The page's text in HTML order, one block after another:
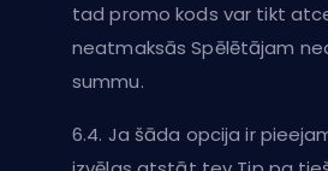
tad promo kods var tikt
neatmaksās Spēlētājam
summu.
6.4. Ja šāda opcija ir